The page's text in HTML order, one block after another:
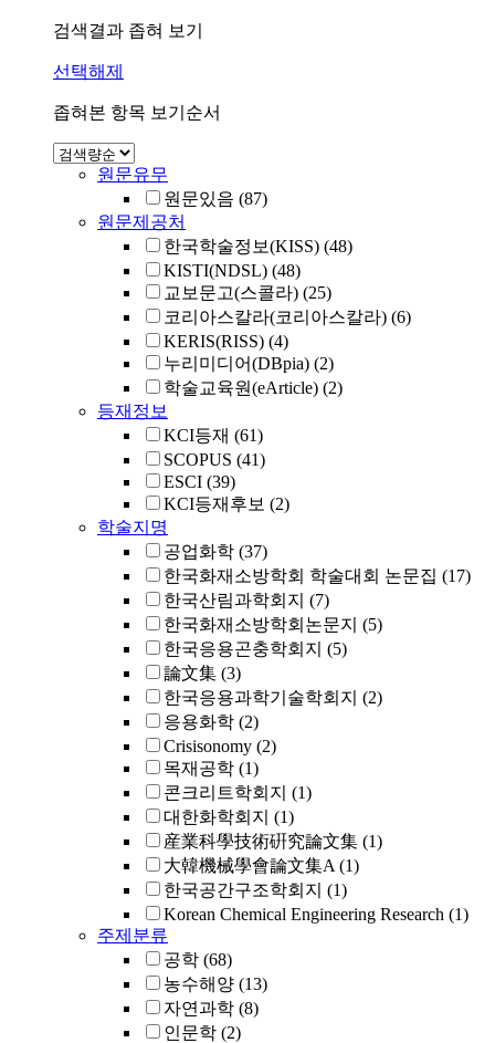
검색결과 좁혀 보기
선택해제
좁혀본 항목 보기순서
원문유무
원문있음 (87)
원문제공처
한국학술정보(KISS) (48)
KISTI(NDSL) (48)
교보문고(스콜라) (25)
코리아스칼라(코리아스칼라) (6)
KERIS(RISS) (4)
누리미디어(DBpia) (2)
학술교육원(eArticle) (2)
등재정보
KCI등재 (61)
SCOPUS (41)
ESCI (39)
KCI등재후보 (2)
학술지명
공업화학 (37)
한국화재소방학회 학술대회 논문집 (17)
한국산림과학회지 (7)
한국화재소방학회논문지 (5)
한국응용곤충학회지 (5)
論文集 (3)
한국응용과학기술학회지 (2)
응용화학 (2)
Crisisonomy (2)
목재공학 (1)
콘크리트학회지 (1)
대한화학회지 (1)
産業科學技術硏究論文集 (1)
大韓機械學會論文集A (1)
한국공간구조학회지 (1)
Korean Chemical Engineering Research (1)
주제분류
공학 (68)
농수해양 (13)
자연과학 (8)
인문학 (2)